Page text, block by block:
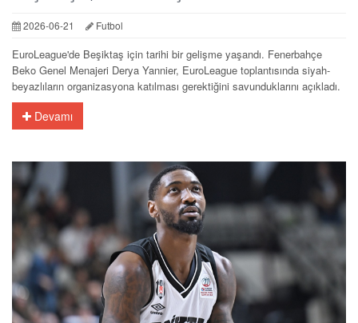
2026-06-21 Futbol
EuroLeague'de Beşiktaş için tarihi bir gelişme yaşandı. Fenerbahçe
Beko Genel Menajeri Derya Yannier, EuroLeague toplantısında siyah-
beyazlıların organizasyona katılması gerektiğini savunduklarını açıkladı.
Devamı